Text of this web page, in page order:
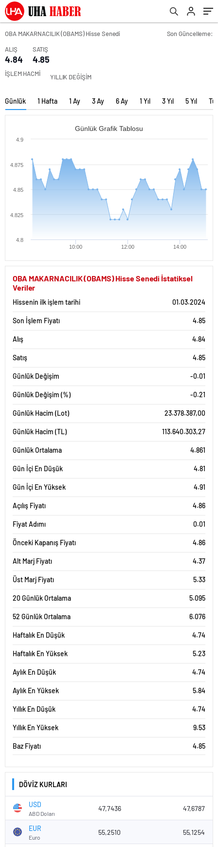
OBA MAKARNACILIK (OBAMS) Hisse Senedi
Son Güncelleme:
ALIŞ
4.84
SATIŞ
4.85
İŞLEM HACMİ YILLIK DEĞİŞİM
Günlük 1 Hafta 1 Ay 3 Ay 6 Ay 1 Yıl 3 Yıl 5 Yıl
Günlük Grafik Tablosu
10:00 12:00 14:00
4.8
4.825
4.85
4.875
4.9
OBA MAKARNACILIK (OBAMS) Hisse Senedi İstatiksel
Veriler
Hissenin ilk işlem tarihi 01.03.2024
Son İşlem Fiyatı 4.85
Alış 4.84
Satış 4.85
Günlük Değişim -0.01
Günlük Değişim (%) -0.21
Günlük Hacim (Lot) 23.378.387,00
Günlük Hacim (TL) 113.640.303,27
Günlük Ortalama 4.861
Gün İçi En Düşük 4.81
Gün İçi En Yüksek 4.91
Açılış Fiyatı 4.86
Fiyat Adımı 0.01
Önceki Kapanış Fiyatı 4.86
Alt Marj Fiyatı 4.37
Üst Marj Fiyatı 5.33
20 Günlük Ortalama 5.095
52 Günlük Ortalama 6.076
Haftalık En Düşük 4.74
Haftalık En Yüksek 5.23
Aylık En Düşük 4.74
Aylık En Yüksek 5.84
Yıllık En Düşük 4.74
Yıllık En Yüksek 9.53
Baz Fiyatı 4.85
DÖVİZ KURLARI
USD
ABD Doları
47,7436 47,6787
EUR
Euro
55,2510 55,1254